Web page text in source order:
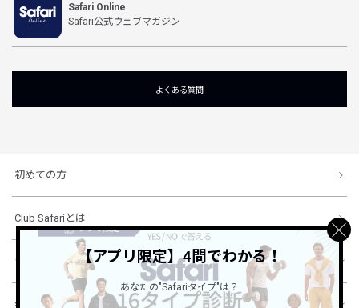
Safari Online
Safari公式ウェブマガジン
よくある質問
初めての方
Club Safariとは
ショッピングガイド
会社概要・規約
【アプリ限定】4問でわかる！
あなたの"Safariタイプ"は？